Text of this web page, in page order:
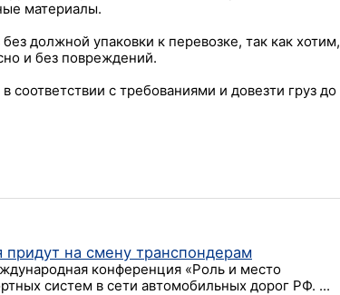
материалы.
должной упаковки к перевозке, так как хотим,
и без повреждений.
соответствии с требованиями и довезти груз до
на смену транспондерам
конференция «Роль и место
систем в сети автомобильных дорог РФ. ...